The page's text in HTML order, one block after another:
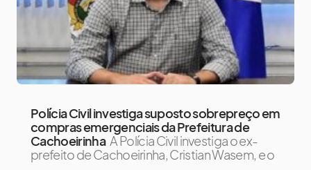
Polícia Civil investiga suposto sobrepreço em
compras emergenciais da Prefeitura de
Cachoeirinha A Polícia Civil investiga o ex-
prefeito de Cachoeirinha, Cristian Wasem, e o